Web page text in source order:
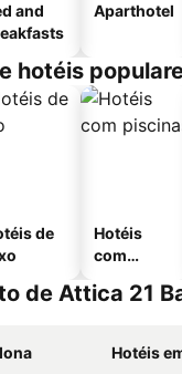
and
Aparthotel
hotéis
de
Hotéis
com
de Attica 21
Hotéis